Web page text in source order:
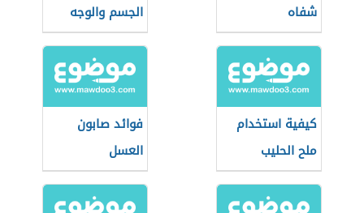
شفاه
الجسم والوجه
كيفية استخدام
ملح الحليب
فوائد صابون
العسل